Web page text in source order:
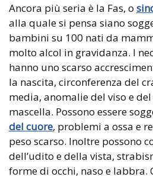
Ancora più seria è la Fas, o
alla quale si pensa siano
bambini su 100 nati da
molto alcol in gravidanza. I
hanno uno scarso
la nascita, circonferenza del
media, anomalie del viso e
mascella. Possono essere
del cuore, problemi a ossa e
peso scarso. Inoltre possono
dell’udito e della vista,
forme di occhi, naso e labbra.